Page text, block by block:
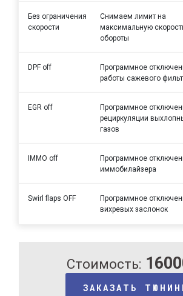
Без ограничения
скорости
Снимаем лимит на
максимальную
обороты
DPF off
Программное
работы сажевого
EGR off
Программное
рециркуляции
газов
IMMO off
Программное
иммобилайзера
Swirl flaps OFF
Программное
вихревых заслонок
Стоимость:
ЗАКАЗАТЬ